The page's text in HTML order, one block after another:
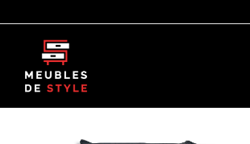
contenu